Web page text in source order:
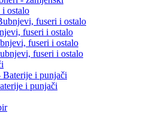
ostalo
fuseri i ostalo
fuseri i ostalo
fuseri i ostalo
fuseri i ostalo
Baterije i punjači
i punjači